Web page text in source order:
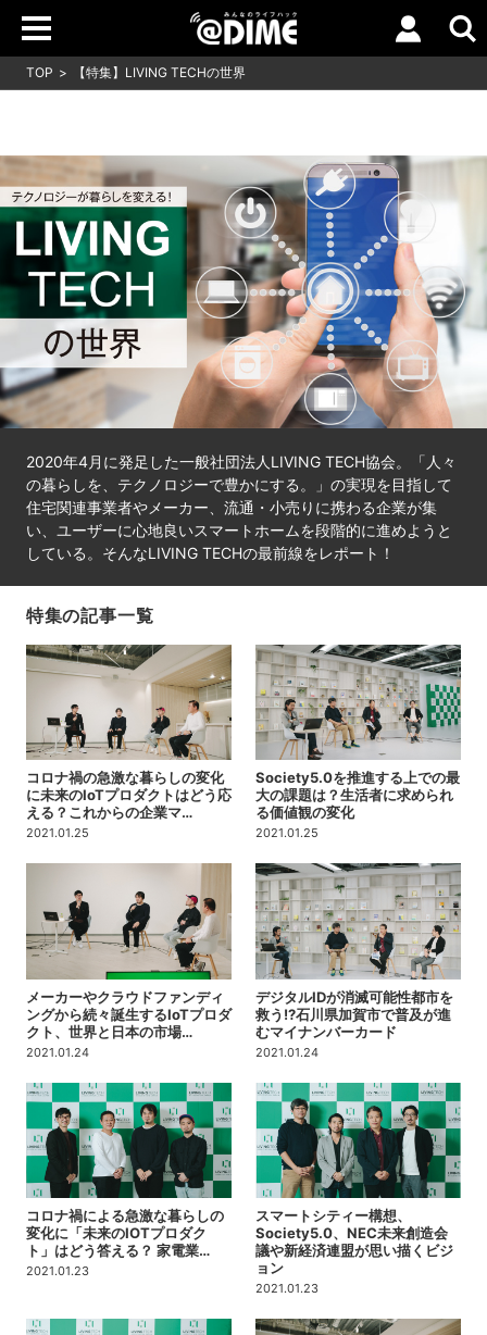
TOP 【特集】LIVING TECHの世界
2020年4月に発足した一般社団法人LIVING TECH協会。「人々
の暮らしを、テクノロジーで豊かにする。」の実現を目指して
住宅関連事業者やメーカー、流通・小売りに携わる企業が集
い、ユーザーに心地良いスマートホームを段階的に進めようと
している。そんなLIVING TECHの最前線をレポート！
特集の記事一覧
コロナ禍の急激な暮らしの変化
に未来のIoTプロダクトはどう応
える？これからの企業マ…
2021.01.25
Society5.0を推進する上での最
大の課題は？生活者に求められ
る価値観の変化
2021.01.25
メーカーやクラウドファンディ
ングから続々誕生するIoTプロダ
クト、世界と日本の市場…
2021.01.24
デジタルIDが消滅可能性都市を
救う!?石川県加賀市で普及が進
むマイナンバーカード
2021.01.24
コロナ禍による急激な暮らしの
変化に「未来のIOTプロダク
ト」はどう答える？ 家電業…
2021.01.23
スマートシティー構想、
Society5.0、NEC未来創造会
議や新経済連盟が思い描くビジ
ョン
2021.01.23